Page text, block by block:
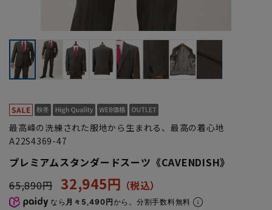
最高峰の洗練された服地から生まれる、最高の着心地
A22S4369-47
プレミアムスタンダードスーツ《CAVENDISH》
65,890円 32,945円
なら 月々5,490円から。分割手数料無料